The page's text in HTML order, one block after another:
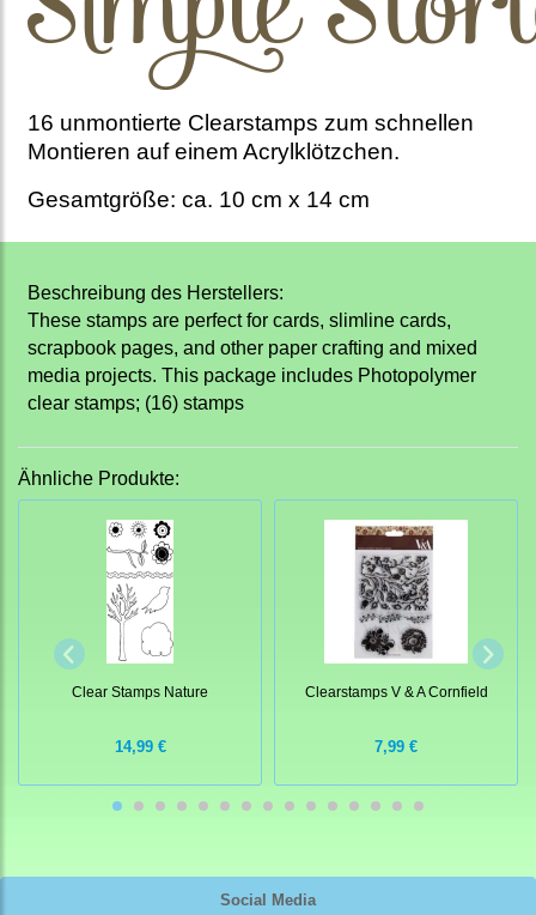
Social Media
16 unmontierte Clearstamps zum schnellen
Montieren auf einem Acrylklötzchen.
Gesamtgröße: ca. 10 cm x 14 cm
Beschreibung des Herstellers:
These stamps are perfect for cards, slimline cards,
scrapbook pages, and other paper crafting and mixed
media projects. This package includes Photopolymer
clear stamps; (16) stamps
Ähnliche Produkte:
Clear Stamps Nature
14,99 €
Clearstamps V & A Cornfield
7,99 €